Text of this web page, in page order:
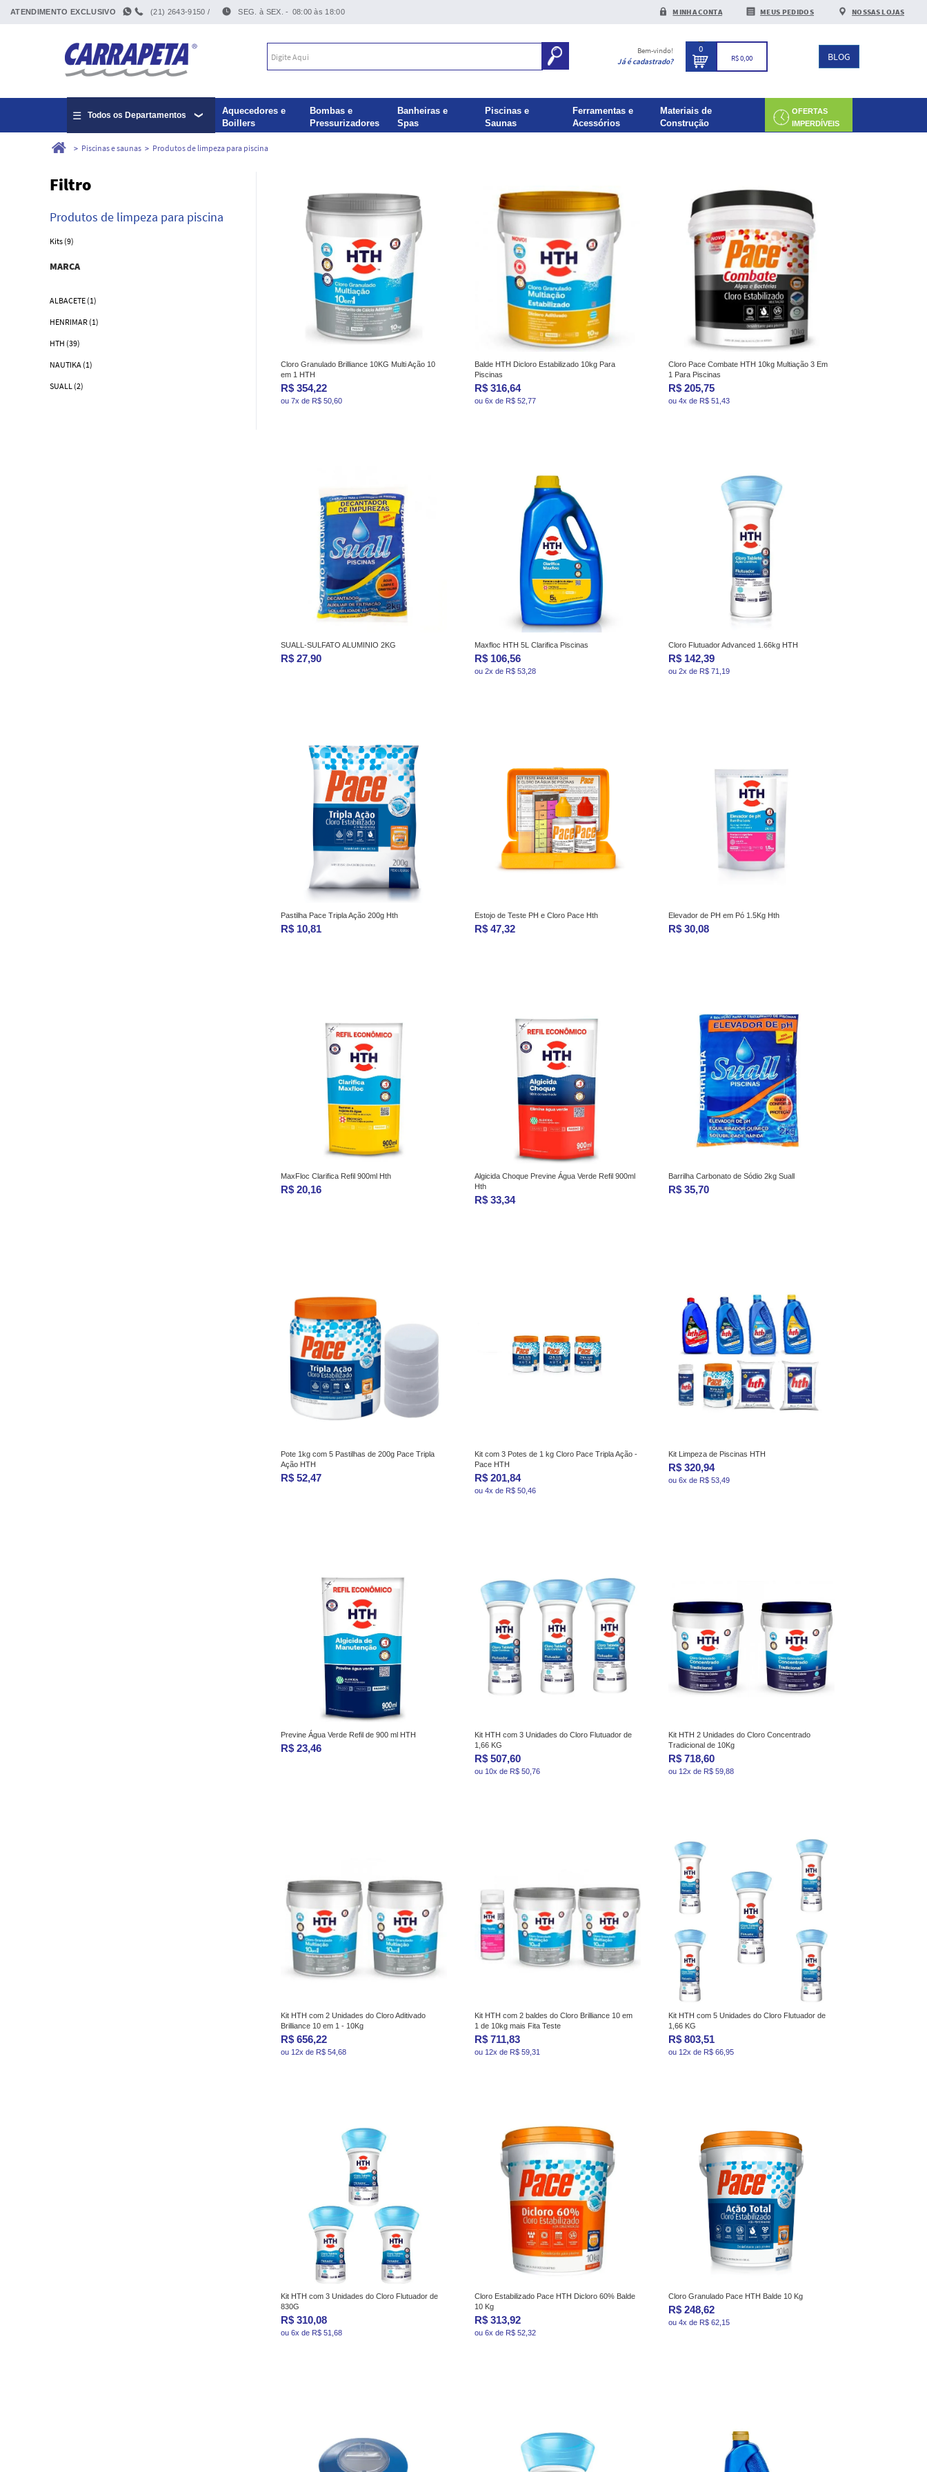
ATENDIMENTO EXCLUSIVO (21) 2643-9150 / SEG. à SEX. - 08:00 às 18:00 MINHA CONTA MEUS PEDIDOS NOSSAS LOJAS
Bem-vindo!
Já é cadastrado?
0
R$ 0,00 BLOG
Todos os Departamentos
Aquecedores e
Boillers
Bombas e
Pressurizadores
Banheiras e
Spas
Piscinas e
Saunas
Ferramentas e
Acessórios
Materiais de
Construção
OFERTAS
IMPERDÍVEIS
Piscinas e saunas Produtos de limpeza para piscina
Filtro
Produtos de limpeza para piscina
Kits (9)
MARCA
ALBACETE (1)
HENRIMAR (1)
HTH (39)
NAUTIKA (1)
SUALL (2)
Cloro Granulado Brilliance 10KG Multi Ação 10
em 1 HTH
R$ 354,22
ou 7x de R$ 50,60
Balde HTH Dicloro Estabilizado 10kg Para
Piscinas
R$ 316,64
ou 6x de R$ 52,77
Cloro Pace Combate HTH 10kg Multiação 3 Em
1 Para Piscinas
R$ 205,75
ou 4x de R$ 51,43
SUALL-SULFATO ALUMINIO 2KG
R$ 27,90
Maxfloc HTH 5L Clarifica Piscinas
R$ 106,56
ou 2x de R$ 53,28
Cloro Flutuador Advanced 1.66kg HTH
R$ 142,39
ou 2x de R$ 71,19
Pastilha Pace Tripla Ação 200g Hth
R$ 10,81
Estojo de Teste PH e Cloro Pace Hth
R$ 47,32
Elevador de PH em Pó 1.5Kg Hth
R$ 30,08
MaxFloc Clarifica Refil 900ml Hth
R$ 20,16
Algicida Choque Previne Água Verde Refil 900ml
Hth
R$ 33,34
Barrilha Carbonato de Sódio 2kg Suall
R$ 35,70
Pote 1kg com 5 Pastilhas de 200g Pace Tripla
Ação HTH
R$ 52,47
Kit com 3 Potes de 1 kg Cloro Pace Tripla Ação -
Pace HTH
R$ 201,84
ou 4x de R$ 50,46
Kit Limpeza de Piscinas HTH
R$ 320,94
ou 6x de R$ 53,49
Previne Água Verde Refil de 900 ml HTH
R$ 23,46
Kit HTH com 3 Unidades do Cloro Flutuador de
1,66 KG
R$ 507,60
ou 10x de R$ 50,76
Kit HTH 2 Unidades do Cloro Concentrado
Tradicional de 10Kg
R$ 718,60
ou 12x de R$ 59,88
Kit HTH com 2 Unidades do Cloro Aditivado
Brilliance 10 em 1 - 10Kg
R$ 656,22
ou 12x de R$ 54,68
Kit HTH com 2 baldes do Cloro Brilliance 10 em
1 de 10kg mais Fita Teste
R$ 711,83
ou 12x de R$ 59,31
Kit HTH com 5 Unidades do Cloro Flutuador de
1,66 KG
R$ 803,51
ou 12x de R$ 66,95
Kit HTH com 3 Unidades do Cloro Flutuador de
830G
R$ 310,08
ou 6x de R$ 51,68
Cloro Estabilizado Pace HTH Dicloro 60% Balde
10 Kg
R$ 313,92
ou 6x de R$ 52,32
Cloro Granulado Pace HTH Balde 10 Kg
R$ 248,62
ou 4x de R$ 62,15